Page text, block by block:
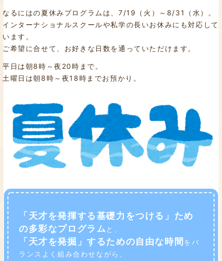
なるにはの夏休みプログラムは、7/19（火）～8/31（水）。
インターナショナルスクールや私学の長いお休みにも対応して
います。
ご希望に合せて、お好きな日数を通っていただけます。
平日は朝8時～夜20時まで。
土曜日は朝8時～夜18時までお預かり。
「天才を発揮する基礎力をつける 」ため
の多彩なプログラム と、
「天才を発掘 」するための自由な時間 をバ
ランスよく組み合わせながら、